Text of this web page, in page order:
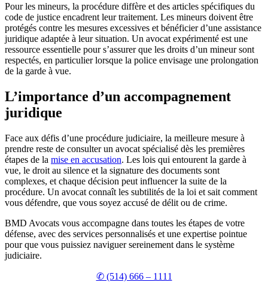
Pour les mineurs, la procédure diffère et des articles spécifiques du
code de justice encadrent leur traitement. Les mineurs doivent être
protégés contre les mesures excessives et bénéficier d’une assistance
juridique adaptée à leur situation. Un avocat expérimenté est une
ressource essentielle pour s’assurer que les droits d’un mineur sont
respectés, en particulier lorsque la police envisage une prolongation
de la garde à vue.
L’importance d’un accompagnement
juridique
Face aux défis d’une procédure judiciaire, la meilleure mesure à
prendre reste de consulter un avocat spécialisé dès les premières
étapes de la mise en accusation. Les lois qui entourent la garde à
vue, le droit au silence et la signature des documents sont
complexes, et chaque décision peut influencer la suite de la
procédure. Un avocat connaît les subtilités de la loi et sait comment
vous défendre, que vous soyez accusé de délit ou de crime.
BMD Avocats vous accompagne dans toutes les étapes de votre
défense, avec des services personnalisés et une expertise pointue
pour que vous puissiez naviguer sereinement dans le système
judiciaire.
✆ (514) 666 – 1111